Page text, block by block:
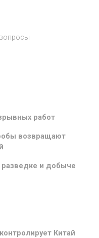
работ
возвращают
и добыче
Китай